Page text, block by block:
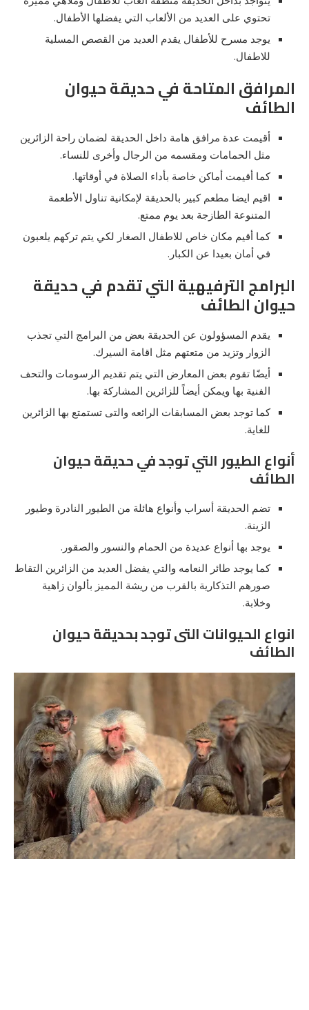
تحتوي على العديد من الألعاب التي يفضلها الأطفال.
يوجد مسرح للأطفال يقدم العديد من القصص المسلية
للاطفال.
المرافق المتاحة في حديقة حيوان
الطائف
أقيمت عدة مرافق هامة داخل الحديقة لضمان راحة الزائرين
مثل الحمامات ومقسمه من الرجال وأخرى للنساء.
كما أقيمت أماكن خاصة بأداء الصلاة في أوقاتها.
اقيم ايضا مطعم كبير بالحديقة لإمكانية تناول الأطعمة
المتنوعة الطازجة بعد يوم ممتع.
كما أقيم مكان خاص للاطفال الصغار لكي يتم تركهم يلعبون
في أمان بعيدا عن الكبار.
البرامج الترفيهية التي تقدم في حديقة
حيوان الطائف
يقدم المسؤولون عن الحديقة بعض من البرامج التي تجذب
الزوار وتزيد من متعتهم مثل اقامة السيرك.
أيضًا تقوم بعض المعارض التي يتم تقديم الرسومات والتحف
الفنية بها ويمكن أيضاً للزائرين المشاركة بها.
كما توجد بعض المسابقات الرائعه والتى تستمتع بها الزائرين
للغاية.
أنواع الطيور التي توجد في حديقة حيوان
الطائف
تضم الحديقة أسراب وأنواع هائلة من الطيور النادرة وطيور
الزينة.
يوجد بها أنواع عديدة من الحمام والنسور والصقور.
كما يوجد طائر النعامه والتي يفضل العديد من الزائرين التقاط
صورهم التذكارية بالقرب من ريشة المميز بألوان زاهية
وخلابة.
انواع الحيوانات التى توجد بحديقة حيوان
الطائف